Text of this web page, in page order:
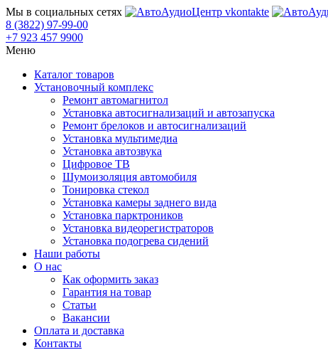
Мы в социальных сетях
8 (3822) 97-99-00
+7 923 457 9900
Меню
Каталог товаров
Установочный комплекс
Ремонт автомагнитол
Установка автосигнализаций и автозапуска
Ремонт брелоков и автосигнализаций
Установка мультимедиа
Установка автозвука
Цифровое ТВ
Шумоизоляция автомобиля
Тонировка стекол
Установка камеры заднего вида
Установка парктроников
Установка видеорегистраторов
Установка подогрева сидений
Наши работы
О нас
Как оформить заказ
Гарантия на товар
Статьи
Вакансии
Оплата и доставка
Контакты